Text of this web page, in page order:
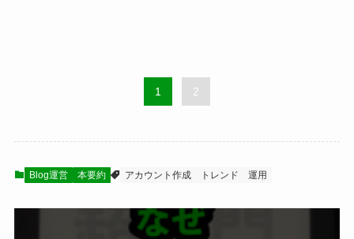
1 2
Blog運営 本要約 アカウント作成 トレンド 運用